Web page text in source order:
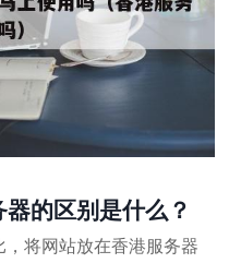
的区别是什么？
将网站放在香港服务器